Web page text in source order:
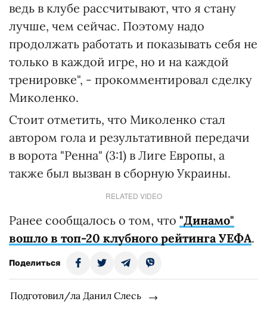
ведь в клубе рассчитывают, что я стану
лучше, чем сейчас. Поэтому надо
продолжать работать и показывать себя не
только в каждой игре, но и на каждой
тренировке", - прокомментировал сделку
Миколенко.
Стоит отметить, что Миколенко стал
автором гола и результативной передачи
в ворота "Ренна" (3:1) в Лиге Европы, а
также был вызван в сборную Украины.
RELATED VIDEO
Ранее сообщалось о том, что "Динамо"
вошло в топ-20 клубного рейтинга УЕФА.
Поделиться
Подготовил/ла Данил Слесь